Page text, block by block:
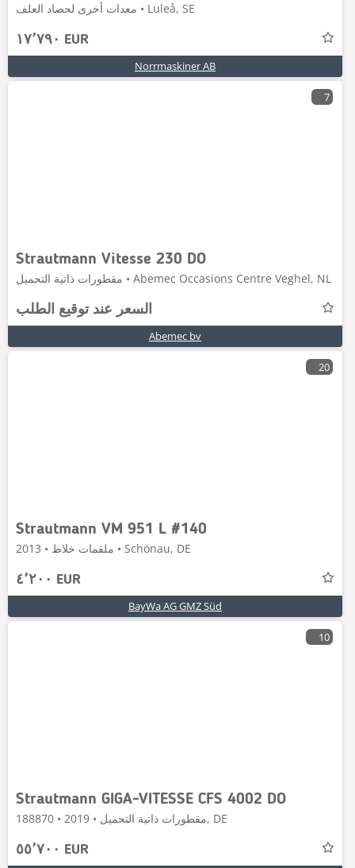
معدات أخرى لحصاد العلف • Luleå, SE
١٧٬٧٩٠ EUR
Norrmaskiner AB
7
Strautmann Vitesse 230 DO
مقطورات ذاتية التحميل • Abemec Occasions Centre Veghel, NL
السعر عند توقيع الطلب
Abemec bv
20
Strautmann VM 951 L #140
ملقمات خلاط • 2013 • Schönau, DE
٤٬٢٠٠ EUR
BayWa AG GMZ Süd
10
Strautmann GIGA-VITESSE CFS 4002 DO
مقطورات ذاتية التحميل • 2019 • 188870, DE
٥٥٬٧٠٠ EUR